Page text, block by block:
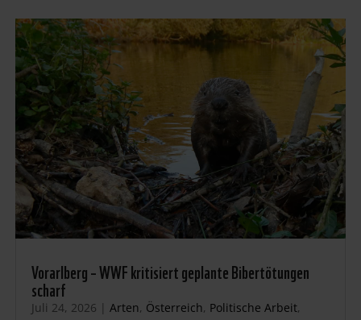
Vorarlberg – WWF kritisiert geplante Bibertötungen
scharf
Juli 24, 2026 | Arten, Österreich, Politische Arbeit,